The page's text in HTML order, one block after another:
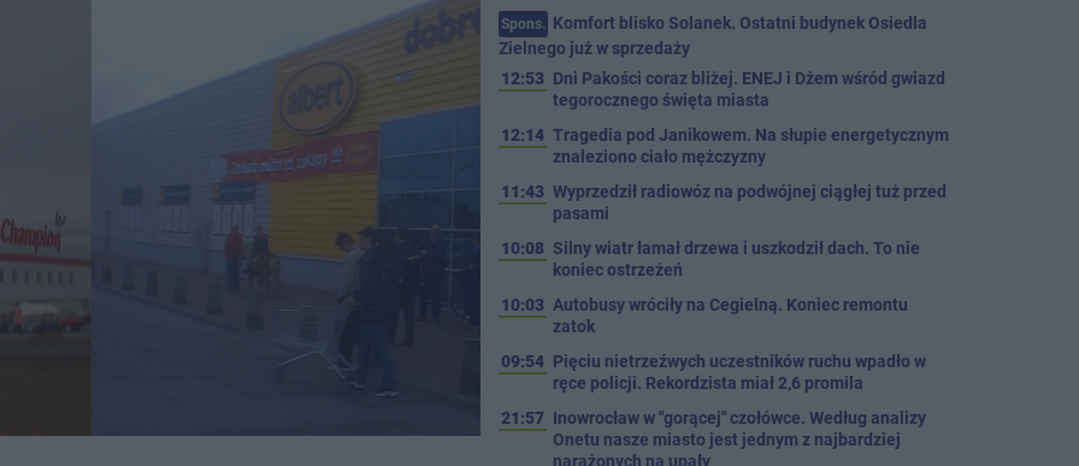
Spons. Komfort blisko Solanek. Ostatni budynek Osiedla
Zielnego już w sprzedaży
12:53 Dni Pakości coraz bliżej. ENEJ i Dżem wśród gwiazd
tegorocznego święta miasta
12:14 Tragedia pod Janikowem. Na słupie energetycznym
znaleziono ciało mężczyzny
11:43 Wyprzedził radiowóz na podwójnej ciągłej tuż przed
pasami
10:08 Silny wiatr łamał drzewa i uszkodził dach. To nie
koniec ostrzeżeń
10:03 Autobusy wróciły na Cegielną. Koniec remontu
zatok
09:54 Pięciu nietrzeźwych uczestników ruchu wpadło w
ręce policji. Rekordzista miał 2,6 promila
21:57 Inowrocław w "gorącej" czołówce. Według analizy
Onetu nasze miasto jest jednym z najbardziej
narażonych na upały